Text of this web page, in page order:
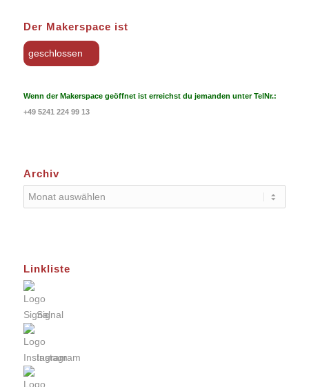
Der Makerspace ist
geschlossen
Wenn der Makerspace geöffnet ist erreichst du jemanden unter TelNr.:
+49 5241 224 99 13
Archiv
Linkliste
Signal
Instagram